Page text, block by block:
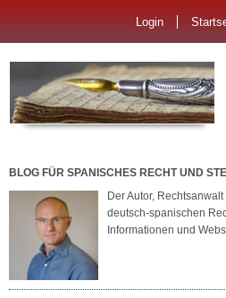
Login
BLOG FÜR SPANISCHES RECHT UND
Der Autor,
deutsch-spanischen
Informationen und